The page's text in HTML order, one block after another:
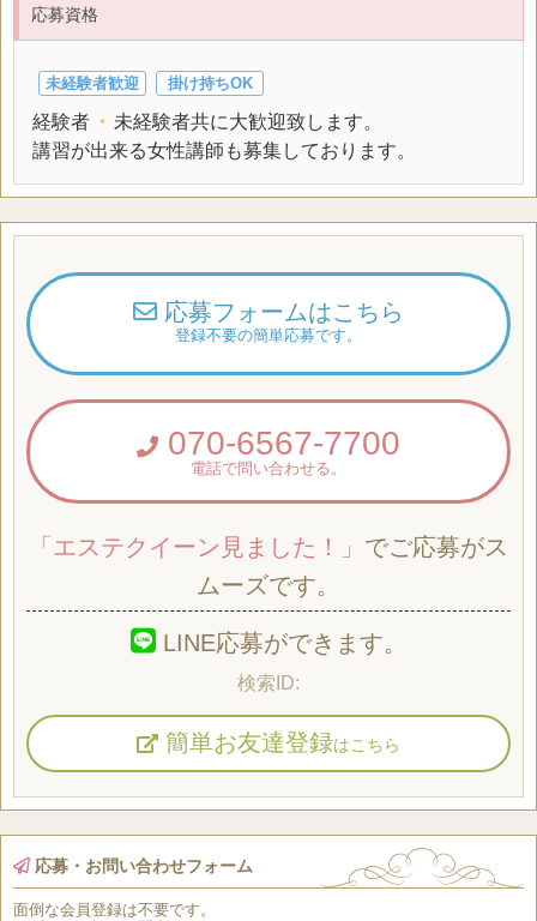
応募資格
未経験者歓迎 掛け持ちOK
経験者 ・ 未経験者共に大歓迎致します。
講習が出来る女性講師も募集しております。
応募フォームはこちら
登録不要の簡単応募です。
070-6567-7700
電話で問い合わせる。
「エステクイーン見ました！」 でご応募がス
ムーズです。
LINE応募ができます。
簡単お友達登録はこちら
応募・お問い合わせフォーム
面倒な会員登録は不要です。